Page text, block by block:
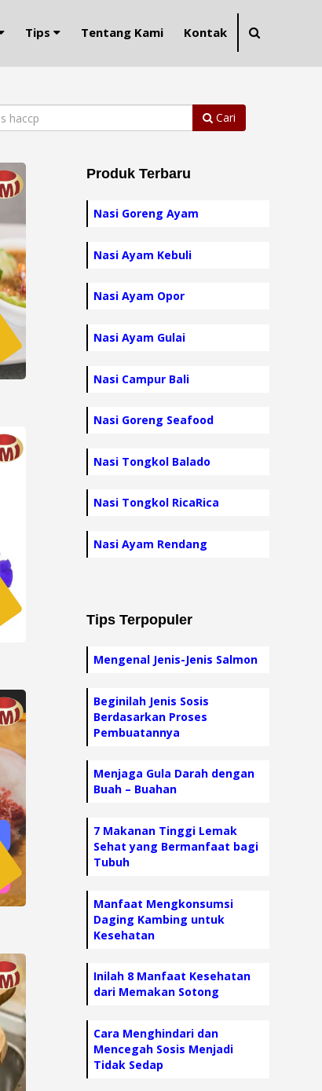
Tips Tentang Kami Kontak
Cari
Produk Terbaru
Nasi Goreng Ayam
Nasi Ayam Kebuli
Nasi Ayam Opor
Nasi Ayam Gulai
Nasi Campur Bali
Nasi Goreng Seafood
Nasi Tongkol Balado
Nasi Tongkol RicaRica
Nasi Ayam Rendang
Tips Terpopuler
Mengenal Jenis-Jenis Salmon
Beginilah Jenis Sosis
Berdasarkan Proses
Pembuatannya
Menjaga Gula Darah dengan
Buah – Buahan
7 Makanan Tinggi Lemak
Sehat yang Bermanfaat bagi
Tubuh
Manfaat Mengkonsumsi
Daging Kambing untuk
Kesehatan
Inilah 8 Manfaat Kesehatan
dari Memakan Sotong
Cara Menghindari dan
Mencegah Sosis Menjadi
Tidak Sedap